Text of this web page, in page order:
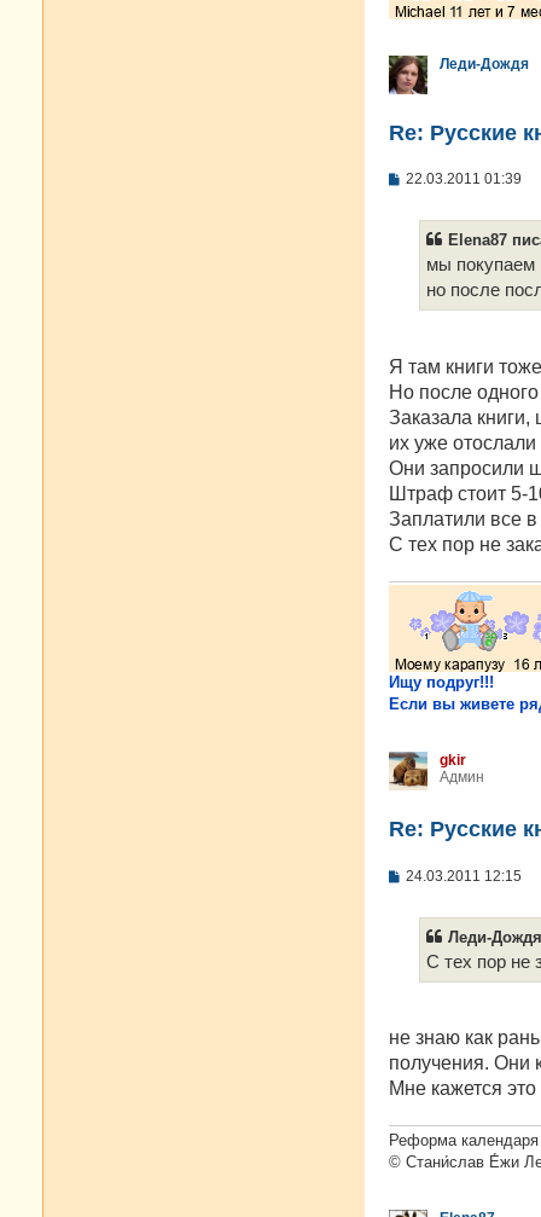
Леди-Дождя
Re: Русские
С
22.03.2011 01:39
Elena87
мы покупаем
но после
Я там книги
Но после
Заказала
их уже
Они запросили
Штраф стоит 5-
Заплатили все
С тех пор не
Ищу подруг!!!
Если вы живете
gkir
Админ
Re: Русские
С
24.03.2011 12:15
Леди-
С тех пор не
не знаю как
получения. Они
Мне кажется
Реформа
© Стани́слав Е́жи